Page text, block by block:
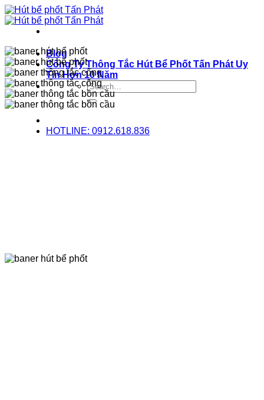
Bỏ
qua
Blog
Công Ty Thông Tắc Hút Bể Phốt Tấn Phát Uy
Tín Hơn 10 Năm
HOTLINE: 0912.618.836